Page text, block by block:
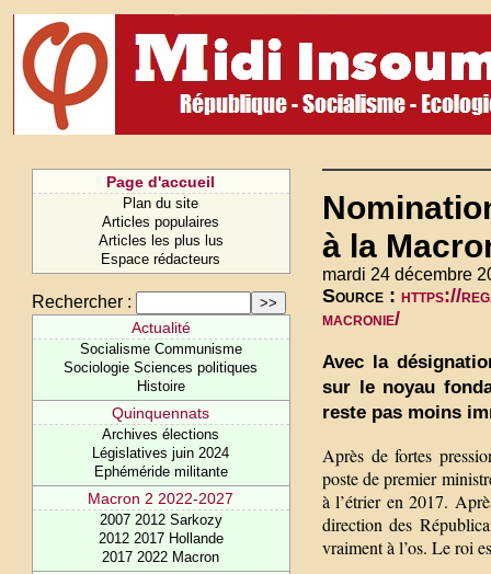
Page d'accueil
Plan du site
Articles populaires
Articles les plus lus
Espace rédacteurs
Rechercher :
Actualité
Socialisme Communisme
Sociologie Sciences politiques
Histoire
Quinquennats
Archives élections
Législatives juin 2024
Ephéméride militante
Macron 2 2022-2027
2007 2012 Sarkozy
2012 2017 Hollande
2017 2022 Macron
à la
mardi 24 décembre
Source : https://
macronie/
Avec la
sur le noyau
reste pas moins
Après de fortes
poste de premier
à l’étrier en 2017.
direction des
vraiment à l’os. Le roi